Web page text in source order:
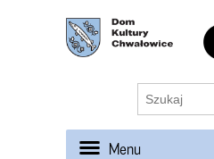
Menu